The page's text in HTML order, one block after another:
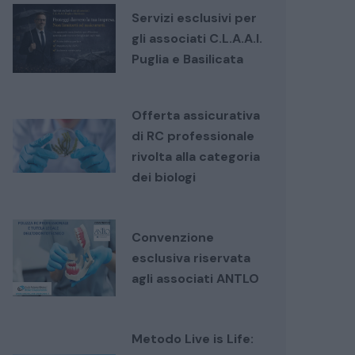
Servizi esclusivi per
gli associati C.L.A.A.I.
Puglia e Basilicata
Offerta assicurativa
di RC professionale
rivolta alla categoria
dei biologi
Convenzione
esclusiva riservata
agli associati ANTLO
Metodo Live is Life: